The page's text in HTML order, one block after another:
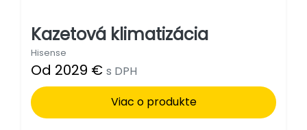
Kazetová klimatizácia
Hisense
Od 2029 € s DPH
Viac o produkte